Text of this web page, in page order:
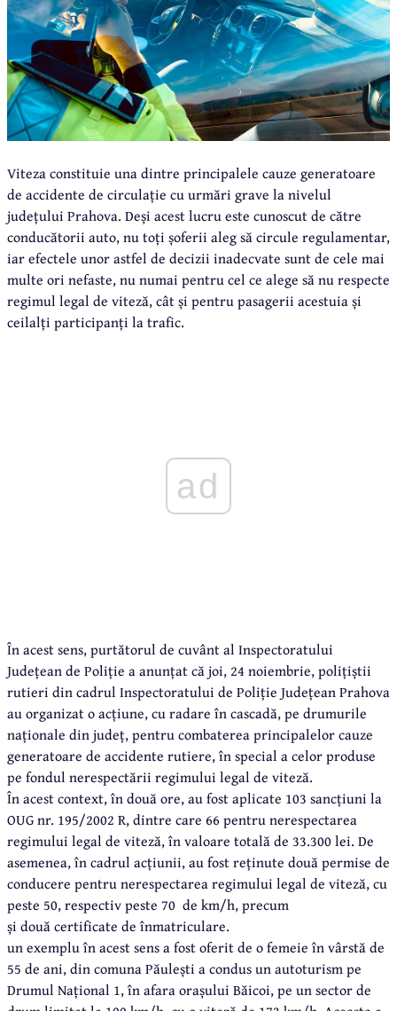
Viteza constituie una dintre principalele cauze generatoare
de accidente de circulație cu urmări grave la nivelul
județului Prahova. Deși acest lucru este cunoscut de către
conducătorii auto, nu toți șoferii aleg să circule regulamentar,
iar efectele unor astfel de decizii inadecvate sunt de cele mai
multe ori nefaste, nu numai pentru cel ce alege să nu respecte
regimul legal de viteză, cât și pentru pasagerii acestuia și
ceilalți participanți la trafic.
ad
În acest sens, purtătorul de cuvânt al Inspectoratului
Județean de Poliție a anunțat că joi, 24 noiembrie, polițiștii
rutieri din cadrul Inspectoratului de Poliție Județean Prahova
au organizat o acțiune, cu radare în cascadă, pe drumurile
naționale din județ, pentru combaterea principalelor cauze
generatoare de accidente rutiere, în special a celor produse
pe fondul nerespectării regimului legal de viteză.
În acest context, în două ore, au fost aplicate 103 sancțiuni la
OUG nr. 195/2002 R, dintre care 66 pentru nerespectarea
regimului legal de viteză, în valoare totală de 33.300 lei. De
asemenea, în cadrul acțiunii, au fost reținute două permise de
conducere pentru nerespectarea regimului legal de viteză, cu
peste 50, respectiv peste 70 de km/h, precum
și două certificate de înmatriculare.
un exemplu în acest sens a fost oferit de o femeie în vârstă de
55 de ani, din comuna Păulești a condus un autoturism pe
Drumul Național 1, în afara orașului Băicoi, pe un sector de